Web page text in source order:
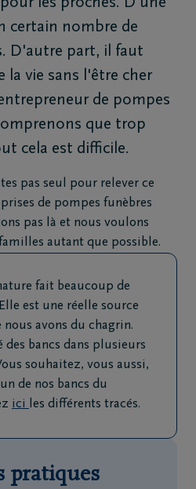
les proches. D'une
certain nombre de
D'autre part, il faut
la vie sans l'être cher
de pompes
que trop
cela est difficile.
pas seul pour relever ce
de pompes funèbres
pas là et nous voulons
autant que possible.
fait beaucoup de
est une réelle source
avons du chagrin.
des bancs dans plusieurs
souhaitez, vous aussi,
de nos bancs du
ici les différents tracés.
pratiques